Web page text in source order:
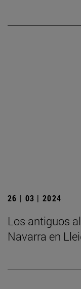
26 | 03 | 2024
Los antiguos
Navarra en